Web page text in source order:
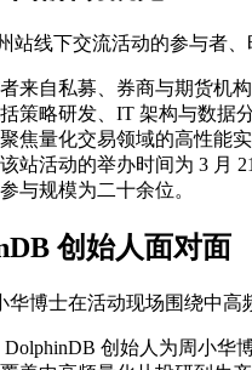
站线下交流活动的参与者、
来自私募、券商与期货机构
策略研发、IT 架构与数据
焦量化交易领域的高性能实
站活动的举办时间为 3 月
与规模为二十余位。
创始人面对面
华博士在活动现场围绕中高
创始人为周小华博